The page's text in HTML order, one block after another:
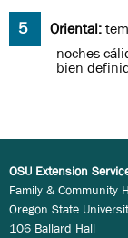
Oriental:
noches
bien
OSU Extension
Family & Community
Oregon State
106 Ballard Hall